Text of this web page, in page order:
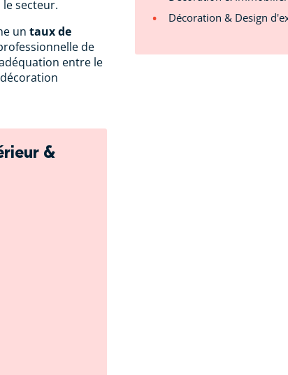
secteur.
un taux de
de
entre le
Décoration & Design
&